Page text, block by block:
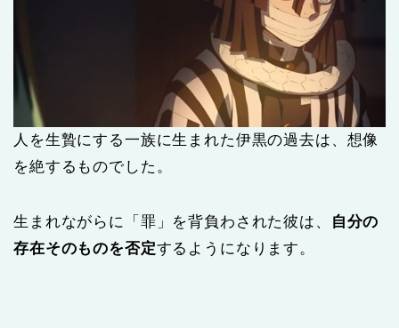
人を生贄にする一族に生まれた伊黒の過去は、想像
を絶するものでした。
生まれながらに「罪」を背負わされた彼は、
自分の
存在そのものを否定するようになります。